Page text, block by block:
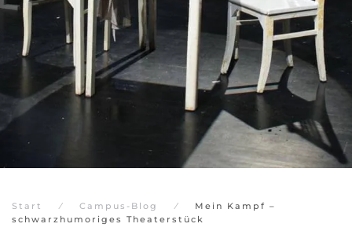
Start Campus-Blog
Mein Kampf –
schwarzhumoriges Theaterstück